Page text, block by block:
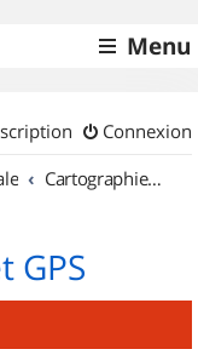
Menu
Connexion
Cartographie et GPS
GPS